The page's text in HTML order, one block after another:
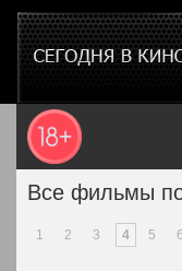
Все фильмы
1 2 3 4 5 6